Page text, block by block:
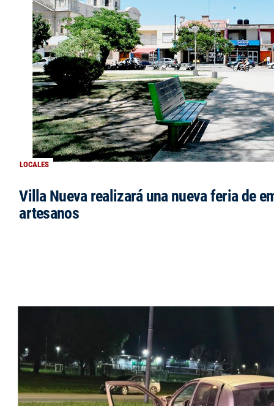
LOCALES
Villa Nueva realizará una nueva feria de
artesanos